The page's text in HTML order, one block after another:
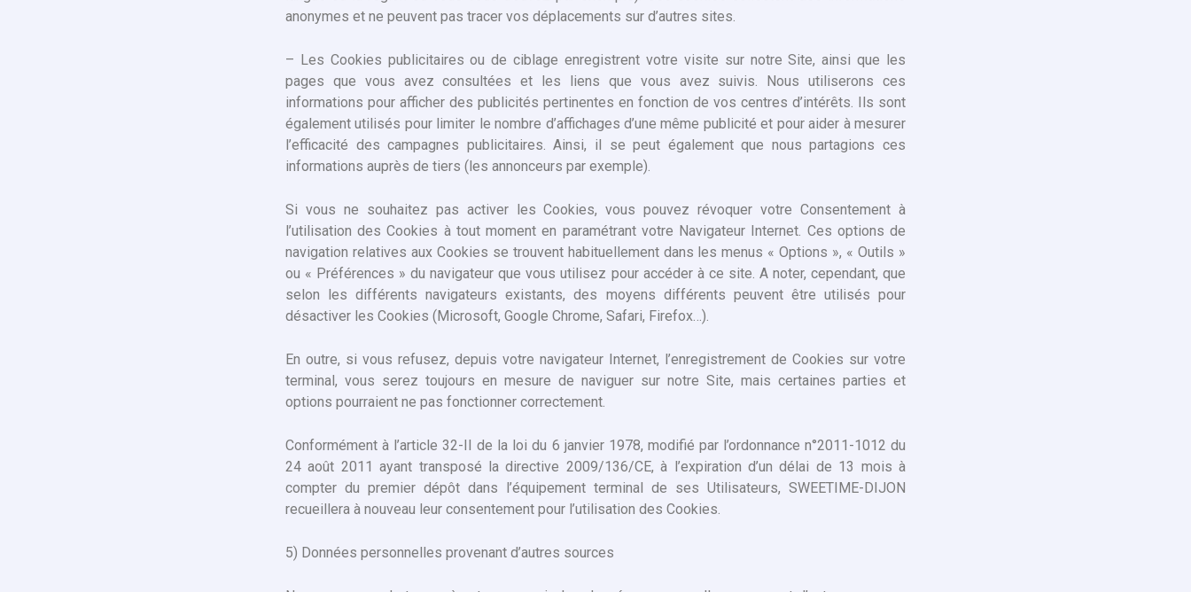
anonymes et ne peuvent pas tracer vos déplacements sur d’autres sites.
– Les Cookies publicitaires ou de ciblage enregistrent votre visite sur notre Site, ainsi que les
pages que vous avez consultées et les liens que vous avez suivis. Nous utiliserons ces
informations pour afficher des publicités pertinentes en fonction de vos centres d’intérêts. Ils sont
également utilisés pour limiter le nombre d’affichages d’une même publicité et pour aider à mesurer
l’efficacité des campagnes publicitaires. Ainsi, il se peut également que nous partagions ces
informations auprès de tiers (les annonceurs par exemple).
Si vous ne souhaitez pas activer les Cookies, vous pouvez révoquer votre Consentement à
l’utilisation des Cookies à tout moment en paramétrant votre Navigateur Internet. Ces options de
navigation relatives aux Cookies se trouvent habituellement dans les menus « Options », « Outils »
ou « Préférences » du navigateur que vous utilisez pour accéder à ce site. A noter, cependant, que
selon les différents navigateurs existants, des moyens différents peuvent être utilisés pour
désactiver les Cookies (Microsoft, Google Chrome, Safari, Firefox…).
En outre, si vous refusez, depuis votre navigateur Internet, l’enregistrement de Cookies sur votre
terminal, vous serez toujours en mesure de naviguer sur notre Site, mais certaines parties et
options pourraient ne pas fonctionner correctement.
Conformément à l’article 32-II de la loi du 6 janvier 1978, modifié par l’ordonnance n°2011-1012 du
24 août 2011 ayant transposé la directive 2009/136/CE, à l’expiration d’un délai de 13 mois à
compter du premier dépôt dans l’équipement terminal de ses Utilisateurs, SWEETIME-DIJON
recueillera à nouveau leur consentement pour l’utilisation des Cookies.
5) Données personnelles provenant d’autres sources